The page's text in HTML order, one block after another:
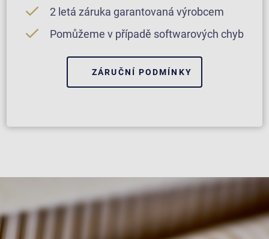
2 letá záruka garantovaná výrobcem
Pomůžeme v případě softwarových chyb
ZÁRUČNÍ PODMÍNKY